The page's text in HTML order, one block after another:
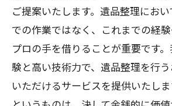
ご提案いたします。遺品整理にお
での作業ではなく、これまでの経
プロの手を借りることが重要です
験と高い技術力で、遺品整理を行
いただけるサービスを提供いたし